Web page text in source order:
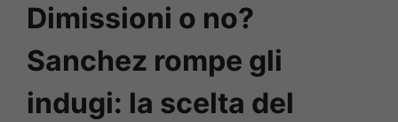
Dimissioni o no?
Sanchez rompe gli
indugi: la scelta del